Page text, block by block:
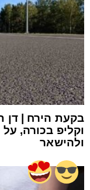
בקעת הירח | דן
וקליפ בכורה,
ולהישאר